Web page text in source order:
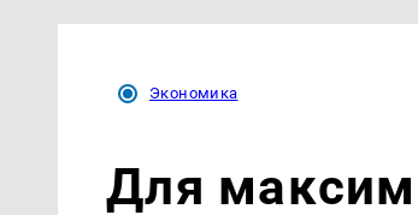
Экономика
Для